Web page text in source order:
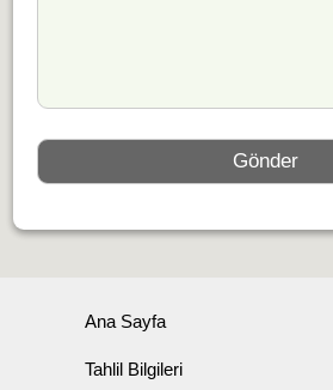
Ana Sayfa
Tahlil Bilgileri